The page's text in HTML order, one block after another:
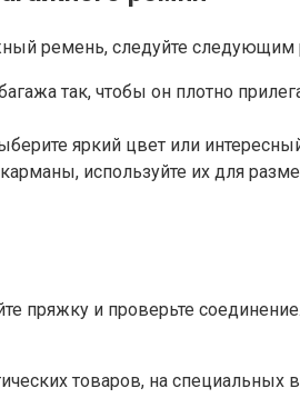
ремень, следуйте
так, чтобы он плотно
яркий цвет или
используйте их для
пряжку и проверьте соединение.
товаров, на специальных